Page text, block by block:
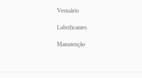
Vestuário
Lubrificantes
Manutenção